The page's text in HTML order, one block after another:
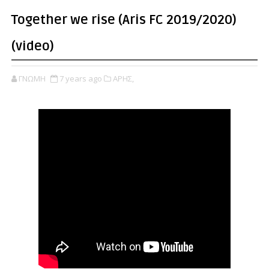
Together we rise (Aris FC 2019/2020)
(video)
ΓΝΩΜΗ 7 years ago ΑΡΗΣ,